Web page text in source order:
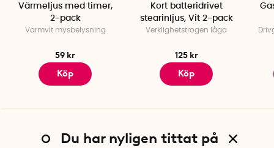
Värmeljus med timer,
2-pack
Varmvit mysbelysning
59 kr
Köp
Kort batteridrivet
stearinljus, Vit 2-pack
Verklighetstrogen låga
125 kr
Köp
Du har nyligen tittat på